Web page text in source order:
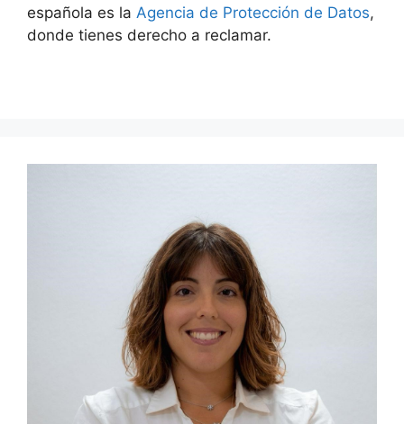
española es la Agencia de Protección de Datos,
donde tienes derecho a reclamar.